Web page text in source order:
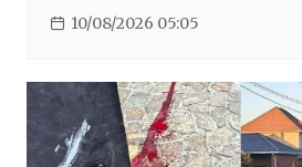
10/08/2026 05:05